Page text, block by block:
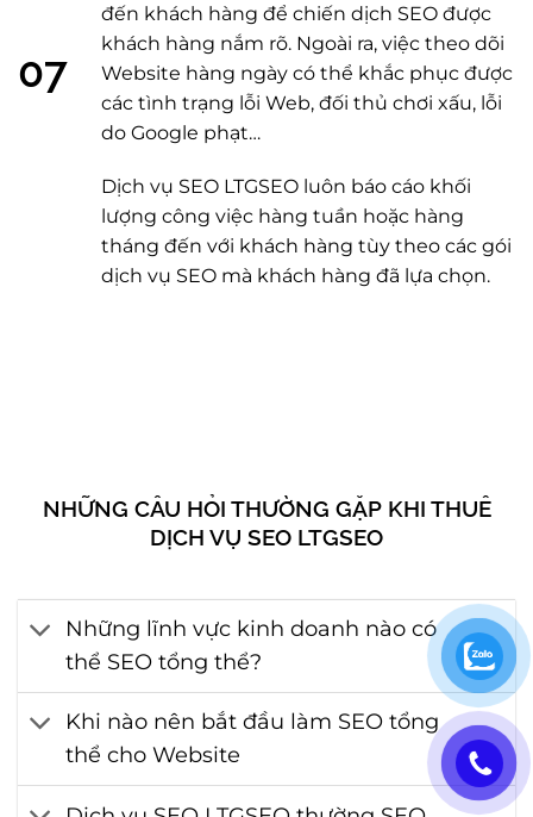
07
đến khách hàng để chiến dịch SEO được
khách hàng nắm rõ. Ngoài ra, việc theo dõi
Website hàng ngày có thể khắc phục được
các tình trạng lỗi Web, đối thủ chơi xấu, lỗi
do Google phạt…
Dịch vụ SEO LTGSEO luôn báo cáo khối
lượng công việc hàng tuần hoặc hàng
tháng đến với khách hàng tùy theo các gói
dịch vụ SEO mà khách hàng đã lựa chọn.
NHỮNG CÂU HỎI THƯỜNG GẶP KHI THUÊ
DỊCH VỤ SEO LTGSEO
Những lĩnh vực kinh doanh nào có
thể SEO tổng thể?
Khi nào nên bắt đầu làm SEO tổng
thể cho Website